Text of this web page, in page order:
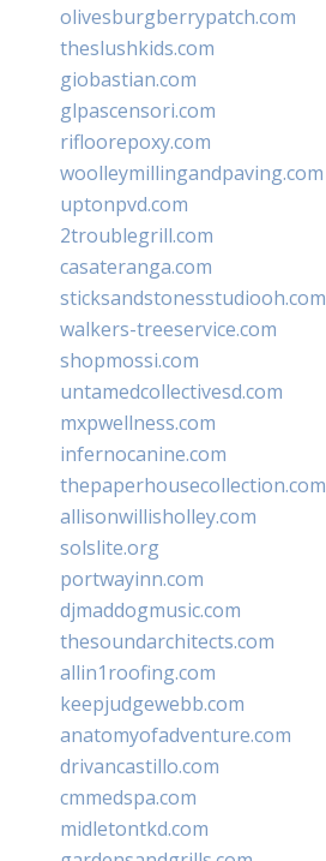
olivesburgberrypatch.com
theslushkids.com
giobastian.com
glpascensori.com
rifloorepoxy.com
woolleymillingandpaving.com
uptonpvd.com
2troublegrill.com
casateranga.com
sticksandstonesstudiooh.com
walkers-treeservice.com
shopmossi.com
untamedcollectivesd.com
mxpwellness.com
infernocanine.com
thepaperhousecollection.com
allisonwillisholley.com
solslite.org
portwayinn.com
djmaddogmusic.com
thesoundarchitects.com
allin1roofing.com
keepjudgewebb.com
anatomyofadventure.com
drivancastillo.com
cmmedspa.com
midletontkd.com